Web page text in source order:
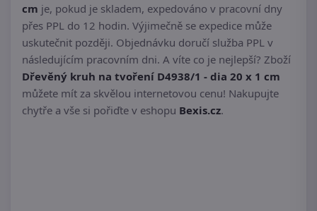
cm je, pokud je skladem, expedováno v pracovní dny
přes PPL do 12 hodin. Výjimečně se expedice může
uskutečnit později. Objednávku doručí služba PPL v
následujícím pracovním dni. A víte co je nejlepší? Zboží
Dřevěný kruh na tvoření D4938/1 - dia 20 x 1 cm
můžete mít za skvělou internetovou cenu! Nakupujte
chytře a vše si pořiďte v eshopu Bexis.cz.